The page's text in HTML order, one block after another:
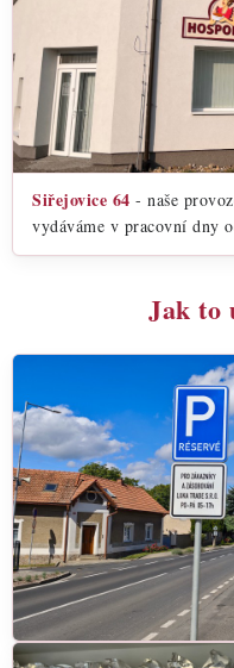
Siřejovice 64 - naše
vydáváme v pracovní dny
Jak to